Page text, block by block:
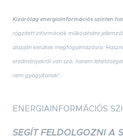
Kizárólag energiainformációs szinten
rögzített információk működésére
alapján kerültek megfogalmazásra.
eredményekről van szó, hanem
nem gyógyítanak!
ENERGIAINFORMÁCIÓS
SEGÍT FELDOLGOZNI A